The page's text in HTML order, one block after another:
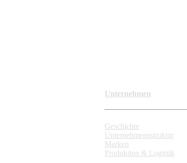
Unternehmen
Geschichte
Unternehmensstruktur
Marken
Produktion & Logistik